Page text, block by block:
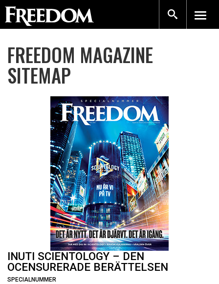
FREEDOM MAGAZINE
SITEMAP
INUTI SCIENTOLOGY – DEN
OCENSURERADE BERÄTTELSEN
SPECIALNUMMER